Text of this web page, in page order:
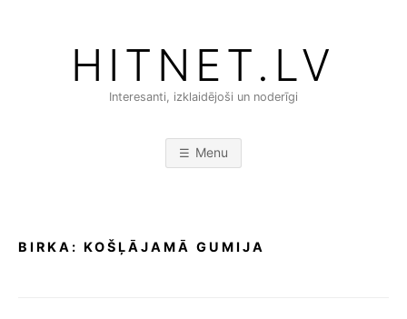
HITNET.LV
Interesanti, izklaidējoši un noderīgi
Menu
BIRKA: KOŠĻĀJAMĀ GUMIJA